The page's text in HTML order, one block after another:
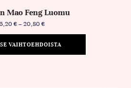
Mao Feng Luomu
5,20 € – 20,80 €
VAIHTOEHDOISTA